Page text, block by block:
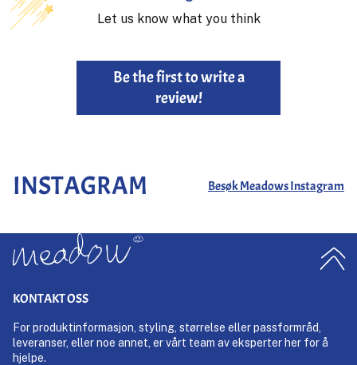
Let us know what you think
Be the first to write a
review!
INSTAGRAM Besøk Meadows Instagram
KONTAKT OSS
For produktinformasjon, styling, størrelse eller passformråd,
leveranser, eller noe annet, er vårt team av eksperter her for å
hjelpe.